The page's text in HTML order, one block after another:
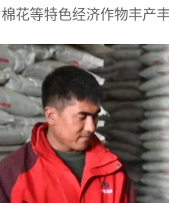
花等特色经济作物丰产